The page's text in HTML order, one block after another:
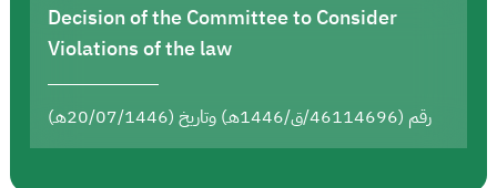
Decision of the Committee to Consider
Violations of the law
رقم (46114696/ق/1446هـ) وتاريخ (20/07/1446هـ)